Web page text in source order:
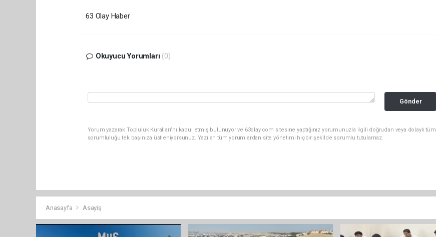
63 Olay Haber
Okuyucu Yorumları (0)
Gönder
Yorum yazarak Topluluk Kuralları’nı kabul etmiş bulunuyor ve 63olay.com sitesine yaptığınız yorumunuzla ilgili doğrudan veya dolaylı tüm
sorumluluğu tek başınıza üstleniyorsunuz. Yazılan tüm yorumlardan site yönetimi hiçbir şekilde sorumlu tutulamaz.
Anasayfa Asayiş